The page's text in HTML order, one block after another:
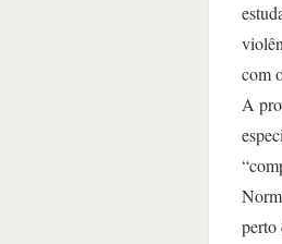
com
A
perto